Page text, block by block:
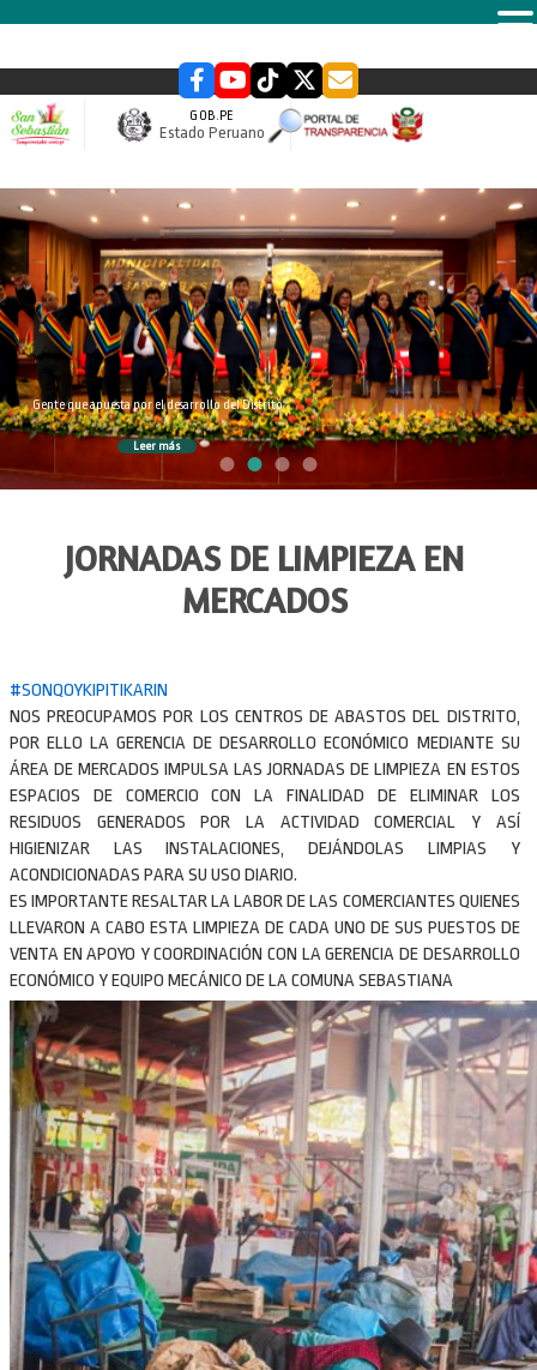
GOB.PE
Estado Peruano
slider
Gente que apuesta por el desarrollo del Distrito
Leer más
JORNADAS DE LIMPIEZA EN
MERCADOS
#SONQOYKIPITIKARIN
NOS PREOCUPAMOS POR LOS CENTROS DE ABASTOS DEL DISTRITO,
POR ELLO LA GERENCIA DE DESARROLLO ECONÓMICO MEDIANTE SU
ÁREA DE MERCADOS IMPULSA LAS JORNADAS DE LIMPIEZA EN ESTOS
ESPACIOS DE COMERCIO CON LA FINALIDAD DE ELIMINAR LOS
RESIDUOS GENERADOS POR LA ACTIVIDAD COMERCIAL Y ASÍ
HIGIENIZAR LAS INSTALACIONES, DEJÁNDOLAS LIMPIAS Y
ACONDICIONADAS PARA SU USO DIARIO.
ES IMPORTANTE RESALTAR LA LABOR DE LAS COMERCIANTES QUIENES
LLEVARON A CABO ESTA LIMPIEZA DE CADA UNO DE SUS PUESTOS DE
VENTA EN APOYO Y COORDINACIÓN CON LA GERENCIA DE DESARROLLO
ECONÓMICO Y EQUIPO MECÁNICO DE LA COMUNA SEBASTIANA